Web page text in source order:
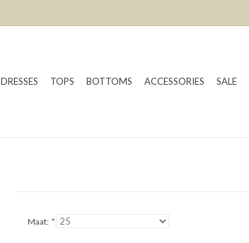
DRESSES TOPS BOTTOMS ACCESSORIES SALE
Maat: *